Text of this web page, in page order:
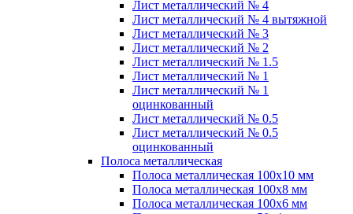
Лист металлический № 4
Лист металлический № 4 вытяжной
Лист металлический № 3
Лист металлический № 2
Лист металлический № 1.5
Лист металлический № 1
Лист металлический № 1
оцинкованный
Лист металлический № 0.5
Лист металлический № 0.5
оцинкованный
Полоса металлическая
Полоса металлическая 100х10 мм
Полоса металлическая 100х8 мм
Полоса металлическая 100х6 мм